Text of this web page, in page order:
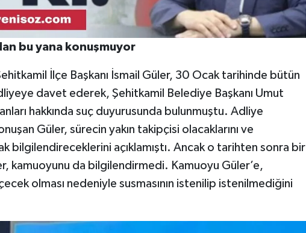
bu yana konuşmuyor
İlçe Başkanı İsmail Güler, 30 Ocak tarihinde bütün
davet ederek, Şehitkamil Belediye Başkanı Umut
hakkında suç duyurusunda bulunmuştu. Adliye
Güler, sürecin yakın takipçisi olacaklarını ve
bilgilendireceklerini açıklamıştı. Ancak o tarihten sonra bir
kamuoyunu da bilgilendirmedi. Kamuoyu Güler’e,
olması nedeniyle susmasının istenilip istenilmediğini